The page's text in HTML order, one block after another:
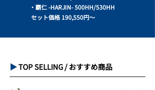
・覇仁 -HARJIN- 500HH/530HH
セット価格 190,550円～
▶︎TOP SELLING / おすすめ商品